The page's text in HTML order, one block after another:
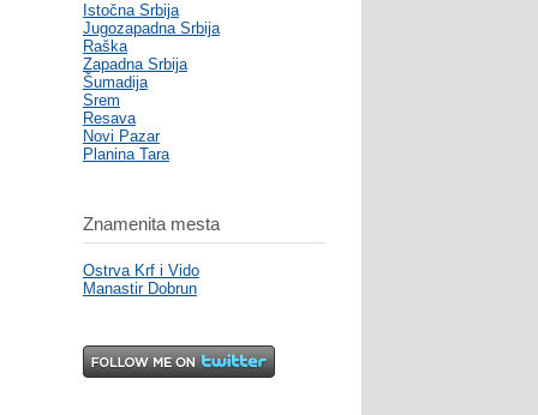
Istočna Srbija
Jugozapadna Srbija
Raška
Zapadna Srbija
Šumadija
Srem
Resava
Novi Pazar
Planina Tara
Znamenita mesta
Ostrva Krf i Vido
Manastir Dobrun